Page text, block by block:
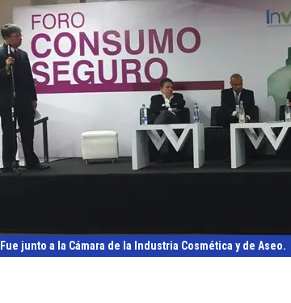
Fue junto a la Cámara de la Industria Cosmética y de Aseo.